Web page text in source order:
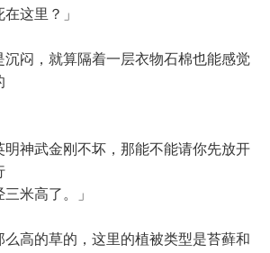
这里？」
闷，就算隔着一层衣物石棉也能感觉
神武金刚不坏，那能不能请你先放开
米高了。」
高的草的，这里的植被类型是苔藓和